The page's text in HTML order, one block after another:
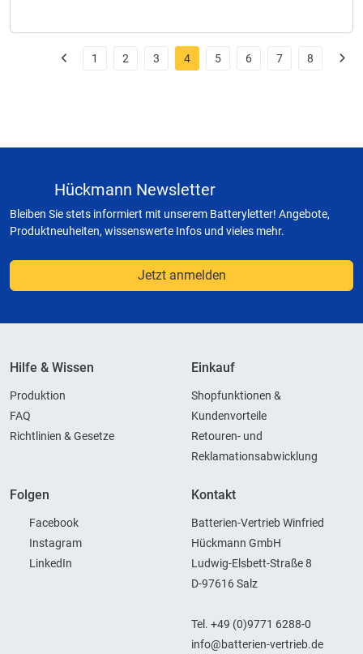
1 2 3 4 5 6 7 8
Hückmann Newsletter
Bleiben Sie stets informiert mit unserem Batteryletter! Angebote,
Produktneuheiten, wissenswerte Infos und vieles mehr.
Jetzt anmelden
Hilfe & Wissen
Produktion
FAQ
Richtlinien & Gesetze
Einkauf
Shopfunktionen &
Kundenvorteile
Retouren- und
Reklamationsabwicklung
Folgen
Facebook
Instagram
LinkedIn
Kontakt
Batterien-Vertrieb Winfried
Hückmann GmbH
Ludwig-Elsbett-Straße 8
D-97616 Salz
Tel. +49 (0)9771 6288-0
info@batterien-vertrieb.de